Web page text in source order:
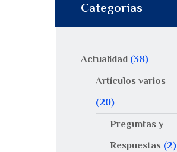
Categorías
Actualidad (38)
Artículos varios
(20)
Preguntas y
Respuestas (2)